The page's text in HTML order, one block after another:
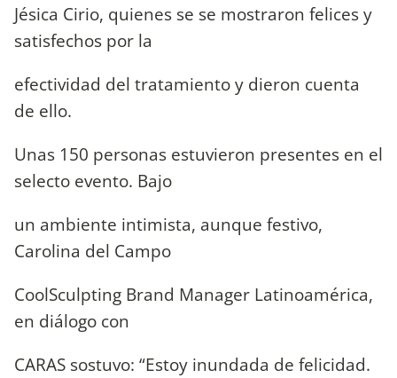
Jésica Cirio, quienes se se mostraron felices y
satisfechos por la
efectividad del tratamiento y dieron cuenta
de ello.
Unas 150 personas estuvieron presentes en el
selecto evento. Bajo
un ambiente intimista, aunque festivo,
Carolina del Campo
CoolSculpting Brand Manager Latinoamérica,
en diálogo con
CARAS sostuvo: “Estoy inundada de felicidad.